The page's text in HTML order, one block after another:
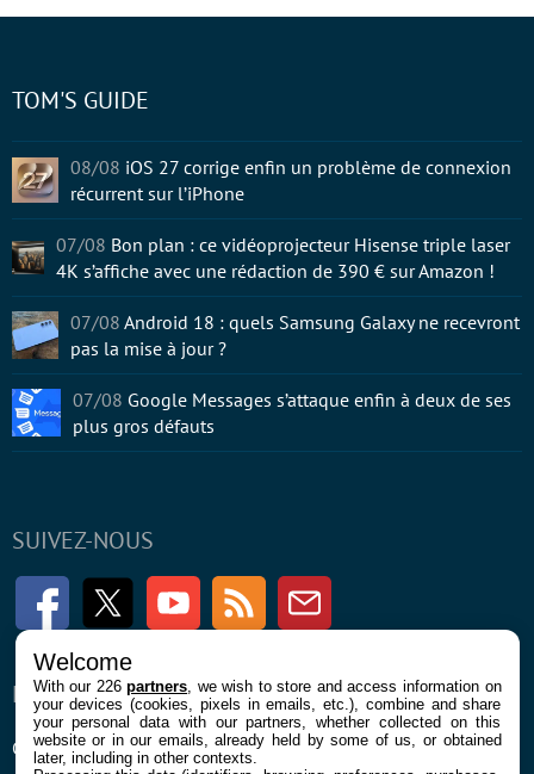
SUIVEZ-NOUS
FacebookTwitter Youtube RSS Newsletter
ENTREPRISE
Confidentialité et Cookies
À PROPOS
Contact
TOM'S GUIDE
08/08 iOS 27 corrige enfin un problème de connexion
récurrent sur l’iPhone
07/08 Bon plan : ce vidéoprojecteur Hisense triple laser
4K s’affiche avec une rédaction de 390 € sur Amazon !
07/08 Android 18 : quels Samsung Galaxy ne recevront
pas la mise à jour ?
07/08 Google Messages s’attaque enfin à deux de ses
plus gros défauts
Welcome
With our 226partners , we wish to store and access information on
your devices (cookies, pixels in emails, etc.), combine and share
your personal data with our partners, whether collected on this
website or in our emails, already held by some of us, or obtained
later, including in other contexts.